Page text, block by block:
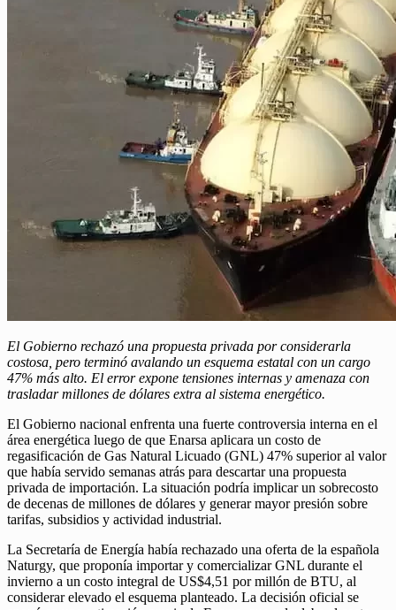
El Gobierno rechazó una propuesta privada por considerarla
costosa, pero terminó avalando un esquema estatal con un cargo
47% más alto. El error expone tensiones internas y amenaza con
trasladar millones de dólares extra al sistema energético.
El Gobierno nacional enfrenta una fuerte controversia interna en el
área energética luego de que Enarsa aplicara un costo de
regasificación de Gas Natural Licuado (GNL) 47% superior al valor
que había servido semanas atrás para descartar una propuesta
privada de importación. La situación podría implicar un sobrecosto
de decenas de millones de dólares y generar mayor presión sobre
tarifas, subsidios y actividad industrial.
La Secretaría de Energía había rechazado una oferta de la española
Naturgy, que proponía importar y comercializar GNL durante el
invierno a un costo integral de US$4,51 por millón de BTU, al
considerar elevado el esquema planteado. La decisión oficial se